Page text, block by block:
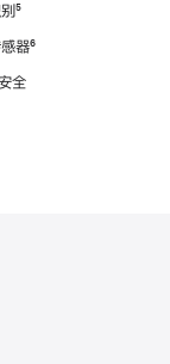
脚
⁵
器脚
⁶
全